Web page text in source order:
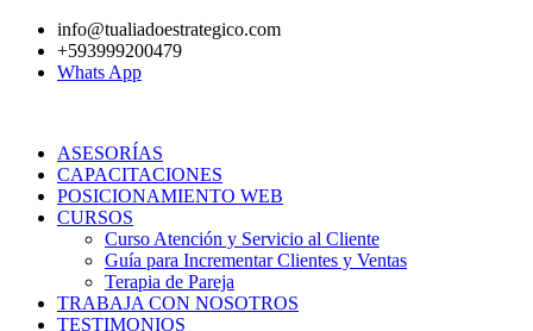
contenido
info@tualiadoestrategico.com
+593999200479
Whats App
ASESORÍAS
CAPACITACIONES
POSICIONAMIENTO WEB
CURSOS
Curso Atención y Servicio al Cliente
Guía para Incrementar Clientes y Ventas
Terapia de Pareja
TRABAJA CON NOSOTROS
TESTIMONIOS